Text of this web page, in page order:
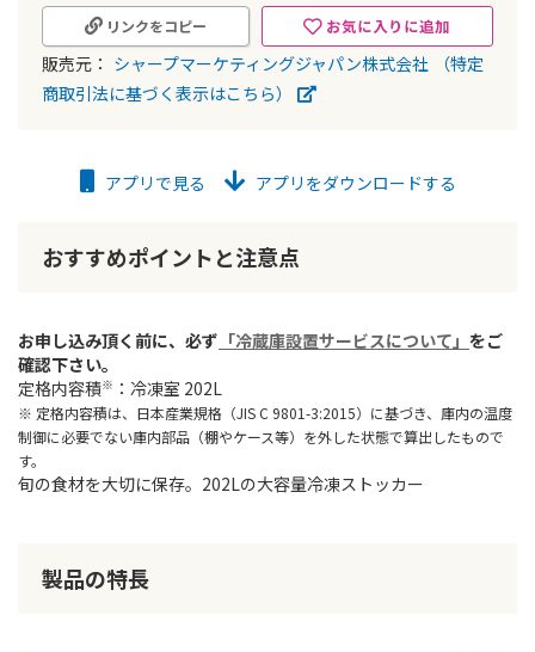
お気に入りに追加
リンクをコピー
販売元： シャープマーケティングジャパン株式会社
（特定
商取引法に基づく表示はこちら）
す
る
アプリで見る アプリをダウンロードする
おすすめポイントと注意点
お申し込み頂く前に、必ず 「冷蔵庫設置サービスについて」 をご
確認下さい。
定格内容積※ ：冷凍室 202L
※ 定格内容積は、日本産業規格（JIS C 9801-3:2015）に基づき、庫内の温度
制御に必要でない庫内部品（棚やケース等）を外した状態で算出したもので
す。
旬の食材を大切に保存。202Lの大容量冷凍ストッカー
製品の特長